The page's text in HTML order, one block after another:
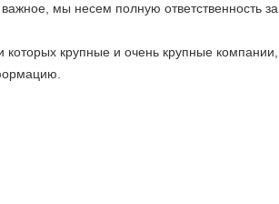
мы несем полную ответственность
крупные и очень крупные